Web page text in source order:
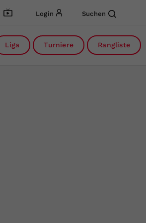
Login Suchen
Liga Turniere Rangliste